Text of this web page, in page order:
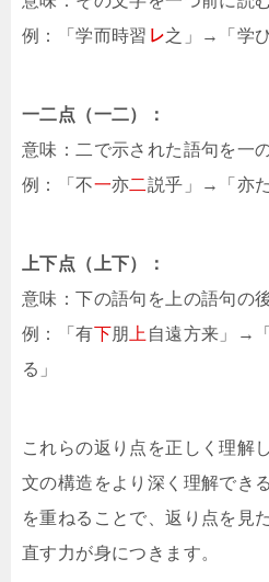
例：「学而時習 ㆑之」→「学
一二点（⼀⼆）：
意味：二で示された語句を一
例：「不⼀亦⼆説乎」→「亦
上下点（上下）：
意味：下の語句を上の語句の
例：「有下朋 上 自遠方来」→
る」
これらの返り点を正しく理解
文の構造をより深く理解でき
を重ねることで、返り点を見
直す力が身につきます。